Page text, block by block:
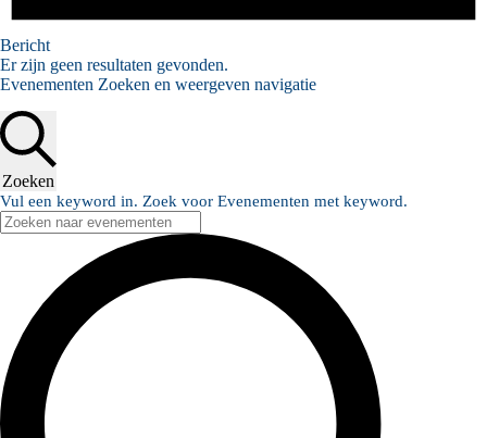
Bericht
Er zijn geen resultaten gevonden.
Evenementen Zoeken en weergeven navigatie
Zoeken
Vul een keyword in. Zoek voor Evenementen met keyword.